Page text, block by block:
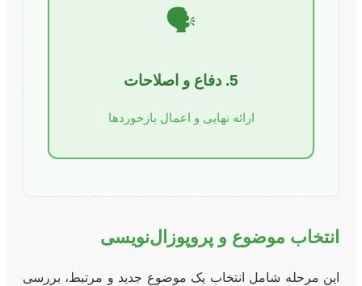
🗣️
5. دفاع و اصلاحات
ارائه نهایی و اعمال بازخوردها
انتخاب موضوع و پروپوزال‌نویسی
این مرحله شامل انتخاب یک موضوع جدید و مرتبط، بررسی